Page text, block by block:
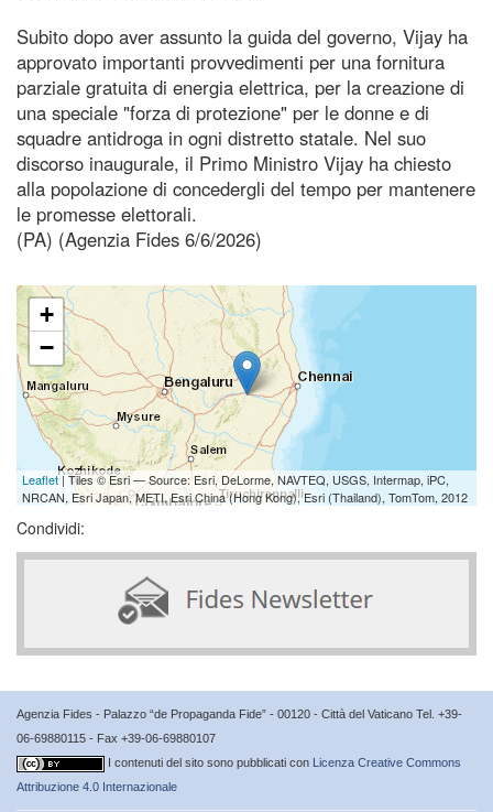
Subito dopo aver assunto la guida del governo, Vijay ha
approvato importanti provvedimenti per una fornitura
parziale gratuita di energia elettrica, per la creazione di
una speciale "forza di protezione" per le donne e di
squadre antidroga in ogni distretto statale. Nel suo
discorso inaugurale, il Primo Ministro Vijay ha chiesto
alla popolazione di concedergli del tempo per mantenere
le promesse elettorali.
(PA) (Agenzia Fides 6/6/2026)
+
−
Leaflet| Tiles © Esri — Source: Esri, DeLorme, NAVTEQ, USGS, Intermap, iPC,
NRCAN, Esri Japan, METI, Esri China (Hong Kong), Esri (Thailand), TomTom, 2012
Condividi:
Agenzia Fides - Palazzo “de Propaganda Fide” - 00120 - Città del Vaticano Tel. +39-
06-69880115 - Fax +39-06-69880107
I contenuti del sito sono pubblicati con Licenza Creative Commons
Attribuzione 4.0 Internazionale